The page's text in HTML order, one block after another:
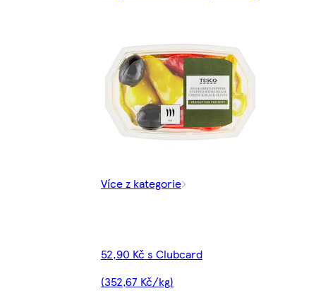
Více z kategorie
52,90 Kč s Clubcard
(352,67 Kč/kg)